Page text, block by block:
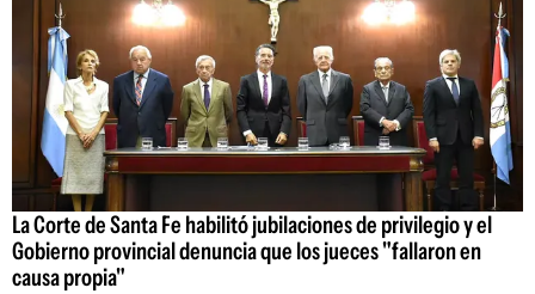
La Corte de Santa Fe habilitó jubilaciones de privilegio y el
Gobierno provincial denuncia que los jueces "fallaron en
causa propia"